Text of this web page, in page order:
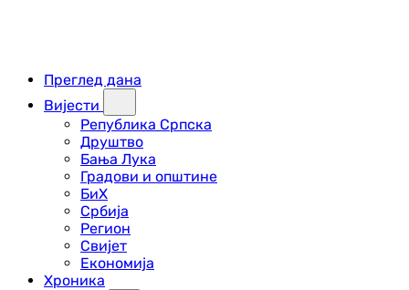
Преглед дана
Вијести
Република Српска
Друштво
Бања Лука
Градови и општине
БиХ
Србија
Регион
Свијет
Економија
Хроника